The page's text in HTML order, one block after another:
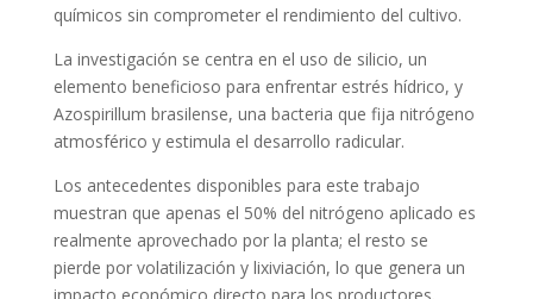
químicos sin comprometer el rendimiento del cultivo.
La investigación se centra en el uso de silicio, un
elemento beneficioso para enfrentar estrés hídrico, y
Azospirillum brasilense, una bacteria que fija nitrógeno
atmosférico y estimula el desarrollo radicular.
Los antecedentes disponibles para este trabajo
muestran que apenas el 50% del nitrógeno aplicado es
realmente aprovechado por la planta; el resto se
pierde por volatilización y lixiviación, lo que genera un